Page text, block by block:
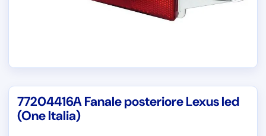
77204416A Fanale posteriore Lexus led
(One Italia)